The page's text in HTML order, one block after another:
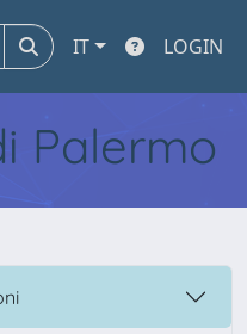
IT LOGIN
Palermo